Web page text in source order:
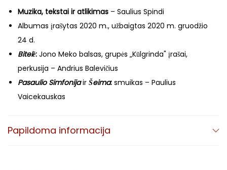
Muzika, tekstai ir atlikimas – Saulius Spindi
Albumas įrašytas 2020 m., užbaigtas 2020 m. gruodžio
24 d.
Bitelė: Jono Meko balsas, grupės „Kūlgrinda" įrašai,
perkusija – Andrius Balevičius
Pasaulio Simfonijair Šeima: smuikas – Paulius
Vaicekauskas
autorių atlikimai.
Garso suvedimas
– Aurimas Milešinas
Papildoma informacija